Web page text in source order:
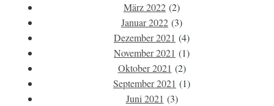
März 2022 (2)
Januar 2022 (3)
Dezember 2021 (4)
November 2021 (1)
Oktober 2021 (2)
September 2021 (1)
Juni 2021 (3)